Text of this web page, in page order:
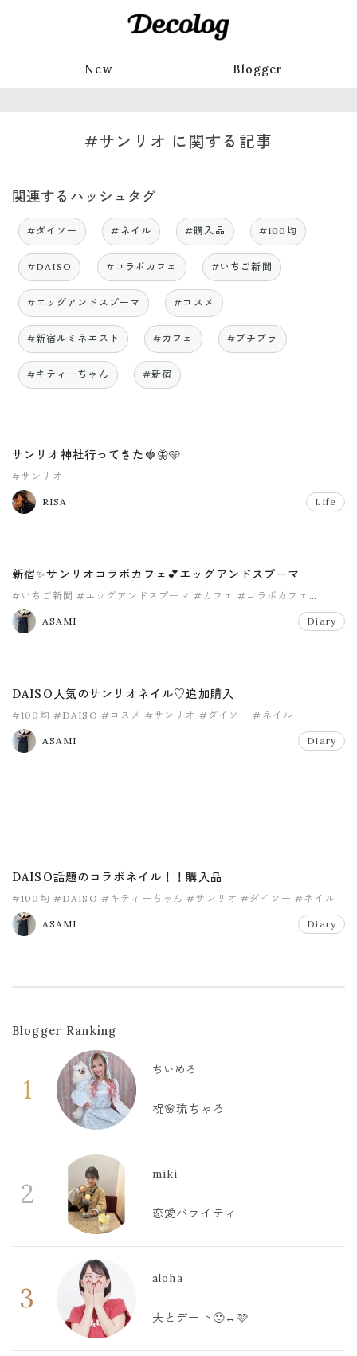
New Blogger
#サンリオ に関する記事
関連するハッシュタグ
#ダイソー #ネイル #購入品 #100均
#DAISO #コラボカフェ #いちご新聞
#エッグアンドスプーマ #コスメ
#新宿ルミネエスト #カフェ #プチプラ
#キティーちゃん #新宿
サンリオ神社行ってきた🍓🦋🩵
#サンリオ
RISA Life
新宿✨サンリオコラボカフェ💕エッグアンドスプーマ
#いちご新聞 #エッグアンドスプーマ #カフェ #コラボカフェ
#サンリオ
ASAMI
Diary
DAISO人気のサンリオネイル♡追加購入
#100均 #DAISO #コスメ #サンリオ #ダイソー #ネイル
ASAMI Diary
DAISO話題のコラボネイル！！購入品
#100均 #DAISO #キティーちゃん #サンリオ #ダイソー #ネイル
ASAMI Diary
Blogger Ranking
1
ちいめろ
祝🌸琉ちゃろ
2
miki
恋愛バライティー
3
aloha
夫とデート🙂‍↔️🩷